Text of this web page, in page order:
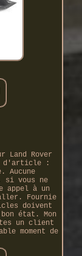
Land Rover
d'article :
Aucune
vous ne
appel à un
Fournie
doivent
état. Mon
un client
moment de